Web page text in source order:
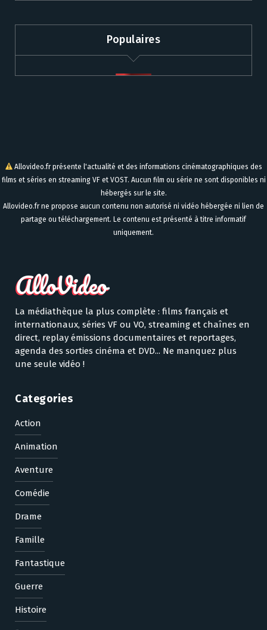
Populaires
Allovideo.fr présente l'actualité et des informations cinématographiques des
films et séries en streaming VF et VOST. Aucun film ou série ne sont disponibles ni
hébergés sur le site.
Allovideo.fr ne propose aucun contenu non autorisé ni vidéo hébergée ni lien de
partage ou téléchargement. Le contenu est présenté à titre informatif
uniquement.
La médiathèque la plus complète : films français et
internationaux, séries VF ou VO, streaming et chaînes en
direct, replay émissions documentaires et reportages,
agenda des sorties cinéma et DVD... Ne manquez plus
une seule vidéo !
Categories
Action
Animation
Aventure
Comédie
Drame
Famille
Fantastique
Guerre
Histoire